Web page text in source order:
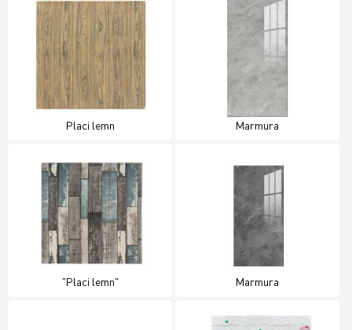
Placi lemn Marmura
"Placi lemn" Marmura